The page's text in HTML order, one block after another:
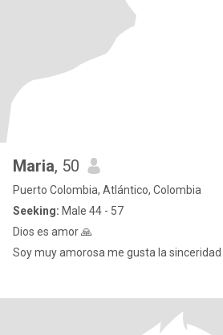
Maria, 50
Puerto Colombia, Atlántico, Colombia
Seeking: Male 44 - 57
Dios es amor 🙏
Soy muy amorosa me gusta la